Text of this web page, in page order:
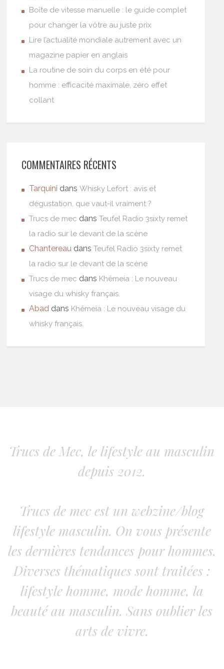
Boîte de vitesse manuelle : le guide complet
pour changer la vôtre au juste prix
Lire l’actualité mondiale autrement avec un
magazine papier en anglais
La routine de soin du corps en été pour
homme : efficacité maximale, zéro effet
collant
COMMENTAIRES RÉCENTS
Tarquini dansWhisky Lefort : avis et
dégustation, que vaut-il vraiment ?
Trucs de mec dansTeufel Radio 3sixty remet
la radio sur le devant de la scène
Chantereau dansTeufel Radio 3sixty remet
la radio sur le devant de la scène
Trucs de mec dans Khêmeia : Le nouveau
visage du whisky français.
Abad dans Khêmeia : Le nouveau visage du
whisky français.
Trucs de Mec, le lifestyle au masculin
depuis 2012.
Trucs de mec est un webzine/blog
lifestyle masculin. On vous présente
les dernières tendances pour hommes.
Diverses thématiques sont traitées :
lifestyle homme, mode homme, la
beauté au masculin. Sans oublier les
arts de vivre.